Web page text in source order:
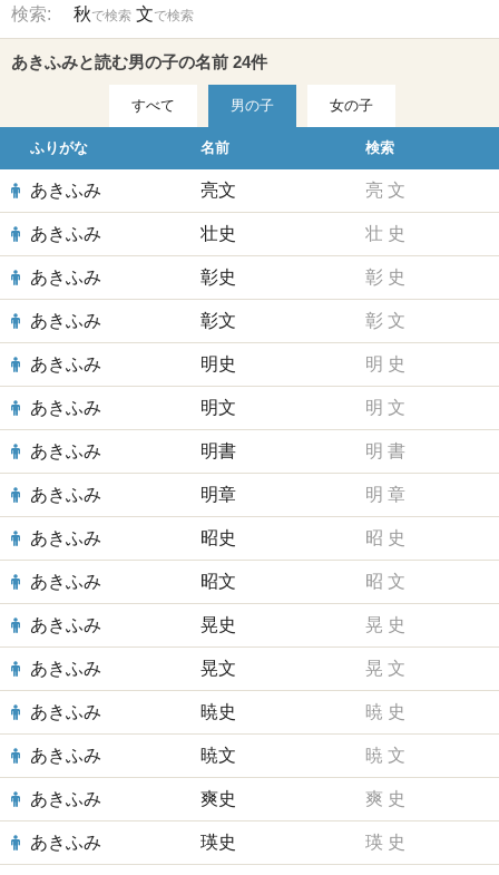
検索:
秋で検索 文で検索
あきふみと読む男の子の名前 24件
すべて 男の子 女の子
ふりがな 名前 検索
あきふみ 亮文 亮 文
あきふみ 壮史 壮 史
あきふみ 彰史 彰 史
あきふみ 彰文 彰 文
あきふみ 明史 明 史
あきふみ 明文 明 文
あきふみ 明書 明 書
あきふみ 明章 明 章
あきふみ 昭史 昭 史
あきふみ 昭文 昭 文
あきふみ 晃史 晃 史
あきふみ 晃文 晃 文
あきふみ 暁史 暁 史
あきふみ 暁文 暁 文
あきふみ 爽史 爽 史
あきふみ 瑛史 瑛 史